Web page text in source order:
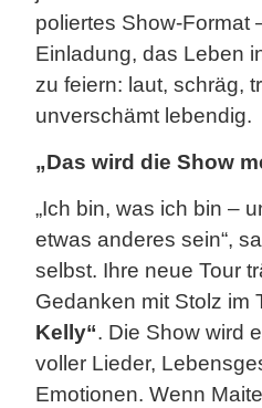
poliertes Show-Format
Einladung, das Leben
zu feiern: laut, schräg,
unverschämt lebendig.
„Das wird die Show
„Ich bin, was ich bin –
etwas anderes sein“,
selbst. Ihre neue Tour
Gedanken mit Stolz im
Kelly“. Die Show wird
voller Lieder,
Emotionen. Wenn